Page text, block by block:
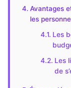
Avantages
les
Les
Les
de